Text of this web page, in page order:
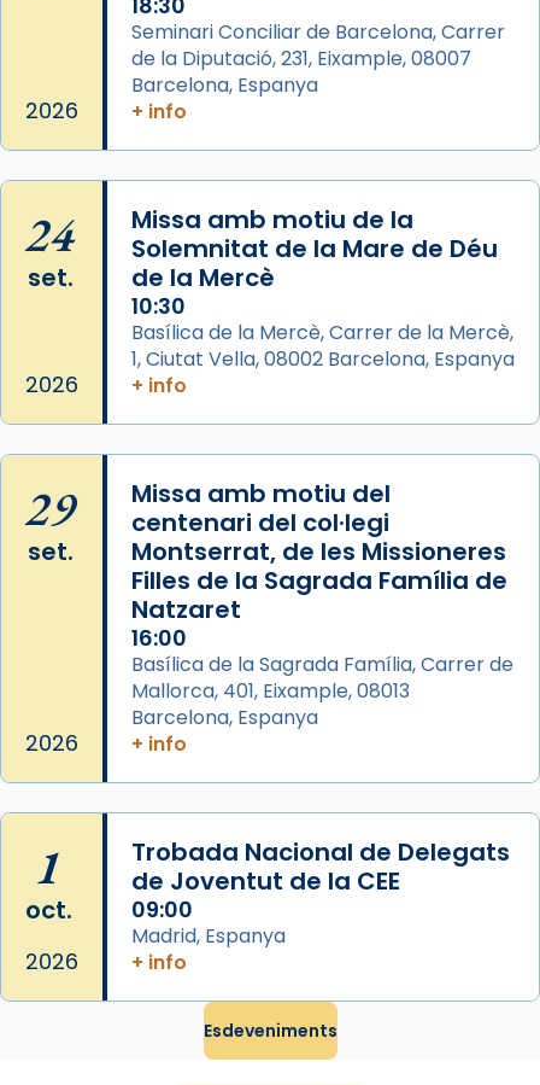
Photo
View on Facebook · Share
2 weeks ago
seu germà Joan i Pere un dels que
acompanyava més de prop Jesús.
Segons el llibre dels Fets (12,2) fou el primer
apòstol màrtir, decapitat a Jerusalem per
Herodes Agripa (vers l'any 44).
musulmanes fou venerat com a patró dels
Regnes castellans i més tard de tota
Espanya.
El seu sepulcre a Compostela fou un gran
centre de peregrinacions medievals de tot
el món cristià, després de Roma i terra
«A Raïms de Sant Jaume, raïms aigualits;
raïms de setembre te'n llepes els dits»,
segons una dita popular.
2026
Seminari Conciliar de Barcelona, Carrer
de la Diputació, 231, Eixample, 08007
Barcelona, Espanya
+ info
24
set.
2026
Missa amb motiu de la
Solemnitat de la Mare de Déu
de la Mercè
10:30
Basílica de la Mercè, Carrer de la Mercè,
1, Ciutat Vella, 08002 Barcelona, Espanya
+ info
29
set.
2026
Missa amb motiu del
centenari del col·legi
Montserrat, de les Missioneres
Filles de la Sagrada Família de
Natzaret
16:00
Basílica de la Sagrada Família, Carrer de
Mallorca, 401, Eixample, 08013
Barcelona, Espanya
+ info
1
oct.
2026
Trobada Nacional de Delegats
de Joventut de la CEE
09:00
Madrid, Espanya
+ info
Esdeveniments